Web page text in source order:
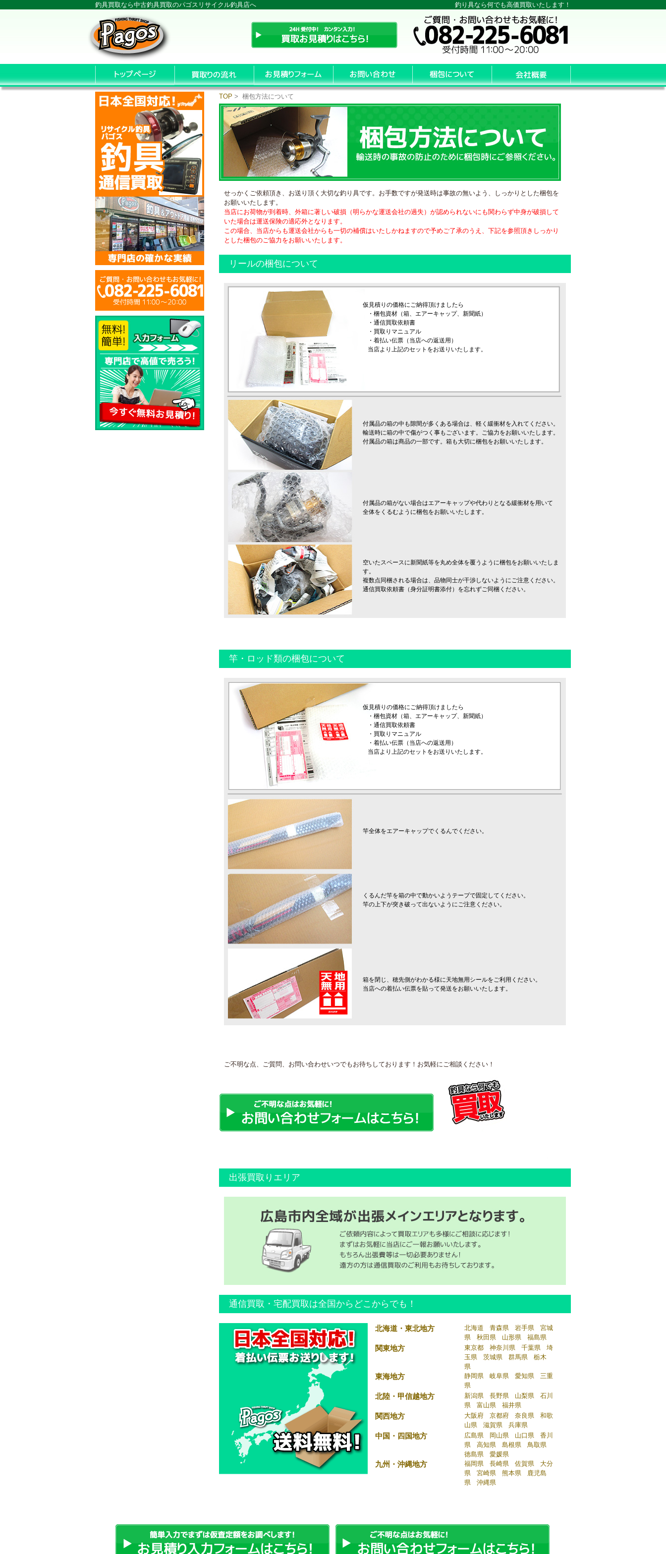
釣具買取なら中古釣具買取のパゴスリサイクル釣具店へ 釣り具なら何でも高価買取いたします！
TOP > 梱包方法について
せっかくご依頼頂き、お送り頂く大切な釣り具です。お手数ですが発送時は事故の無いよう、しっかりとした梱包を
お願いいたします。
当店にお荷物が到着時、外箱に著しい破損（明らかな運送会社の過失）が認められないにも関わらず中身が破損して
いた場合は運送保険の適応外となります。
この場合、当店からも運送会社からも一切の補償はいたしかねますので予めご了承のうえ、下記を参照頂きしっかり
とした梱包のご協力をお願いいたします。
リールの梱包について
仮見積りの価格にご納得頂けましたら
・梱包資材（箱、エアーキャップ、新聞紙）
・通信買取依頼書
・買取りマニュアル
・着払い伝票（当店への返送用）
当店より上記のセットをお送りいたします。
付属品の箱の中も隙間が多くある場合は、軽く緩衝材を入れてください。
輸送時に箱の中で傷がつく事もございます。ご協力をお願いいたします。
付属品の箱は商品の一部です。箱も大切に梱包をお願いいたします。
付属品の箱がない場合はエアーキャップや代わりとなる緩衝材を用いて
全体をくるむように梱包をお願いいたします。
空いたスペースに新聞紙等を丸め全体を覆うように梱包をお願いいたしま
す。
複数点同梱される場合は、品物同士が干渉しないようにご注意ください。
通信買取依頼書（身分証明書添付）を忘れずご同梱ください。
竿・ロッド類の梱包について
仮見積りの価格にご納得頂けましたら
・梱包資材（箱、エアーキャップ、新聞紙）
・通信買取依頼書
・買取りマニュアル
・着払い伝票（当店への返送用）
当店より上記のセットをお送りいたします。
竿全体をエアーキャップでくるんでください。
くるんだ竿を箱の中で動かいようテープで固定してください。
竿の上下が突き破って出ないようにご注意ください。
箱を閉じ、穂先側がわかる様に天地無用シールをご利用ください。
当店への着払い伝票を貼って発送をお願いいたします。
ご不明な点、ご質問、お問い合わせいつでもお待ちしております！お気軽にご相談ください！
出張買取りエリア
通信買取・宅配買取は全国からどこからでも！
北海道・東北地方 北海道 青森県 岩手県
宮城
県
秋田県 山形県 福島県
関東地方 東京都 神奈川県 千葉県
埼
玉県
茨城県 群馬県
栃木
県
東海地方 静岡県 岐阜県 愛知県
三重
県
北陸・甲信越地方 新潟県 長野県 山梨県
石川
県
富山県 福井県
関西地方 大阪府 京都府 奈良県
和歌
山県
滋賀県 兵庫県
中国・四国地方 広島県 岡山県 山口県
香川
県
高知県 島根県
鳥取県
徳島県
愛媛県
九州・沖縄地方 福岡県 長崎県 佐賀県
大分
県
宮崎県 熊本県
鹿児島
県
沖縄県